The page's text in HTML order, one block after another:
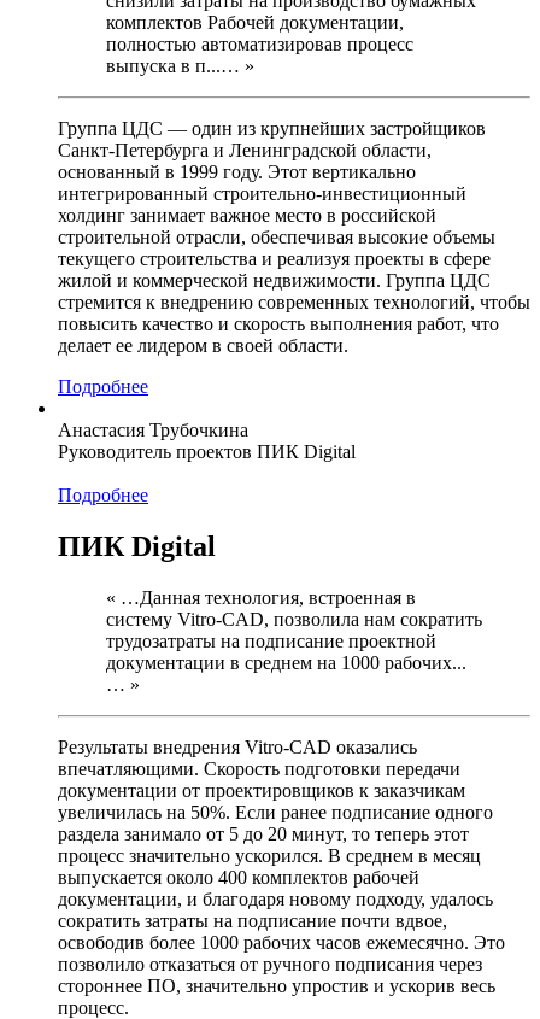
комплектов Рабочей документации,
полностью автоматизировав процесс
выпуска в п...… »
Группа ЦДС — один из крупнейших застройщиков
Санкт-Петербурга и Ленинградской области,
основанный в 1999 году. Этот вертикально
интегрированный строительно-инвестиционный
холдинг занимает важное место в российской
строительной отрасли, обеспечивая высокие объемы
текущего строительства и реализуя проекты в сфере
жилой и коммерческой недвижимости. Группа ЦДС
стремится к внедрению современных технологий, чтобы
повысить качество и скорость выполнения работ, что
делает ее лидером в своей области.
Подробнее
Анастасия Трубочкина
Руководитель проектов ПИК Digital
Подробнее
ПИК Digital
« …Данная технология, встроенная в
систему Vitro-CAD, позволила нам сократить
трудозатраты на подписание проектной
документации в среднем на 1000 рабочих...
… »
Результаты внедрения Vitro-CAD оказались
впечатляющими. Скорость подготовки передачи
документации от проектировщиков к заказчикам
увеличилась на 50%. Если ранее подписание одного
раздела занимало от 5 до 20 минут, то теперь этот
процесс значительно ускорился. В среднем в месяц
выпускается около 400 комплектов рабочей
документации, и благодаря новому подходу, удалось
сократить затраты на подписание почти вдвое,
освободив более 1000 рабочих часов ежемесячно. Это
позволило отказаться от ручного подписания через
стороннее ПО, значительно упростив и ускорив весь
процесс.